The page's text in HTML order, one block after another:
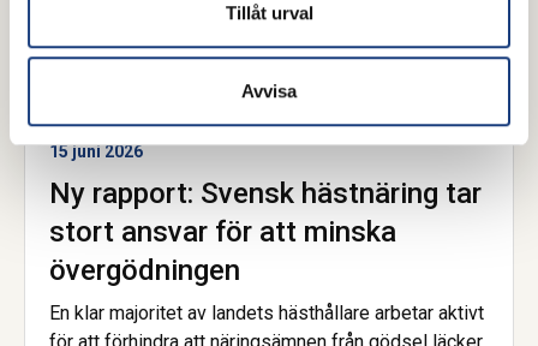
Tillåt urval
Avvisa
15 juni 2026
Ny rapport: Svensk hästnäring tar
stort ansvar för att minska
övergödningen
En klar majoritet av landets hästhållare arbetar aktivt